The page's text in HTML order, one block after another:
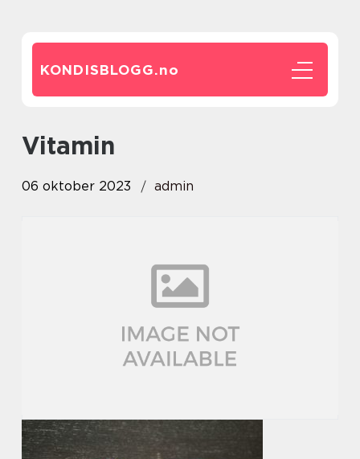
KONDISBLOGG.no
vitamin
06 oktober 2023 admin